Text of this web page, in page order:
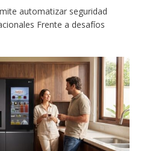
automatizar seguridad
Frente a desafíos